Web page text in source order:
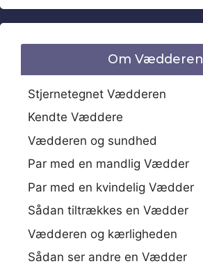
Om Vædderen
Stjernetegnet Vædderen
Kendte Væddere
Vædderen og sundhed
Par med en mandlig Vædder
Par med en kvindelig Vædder
Sådan tiltrækkes en Vædder
Vædderen og kærligheden
Sådan ser andre en Vædder